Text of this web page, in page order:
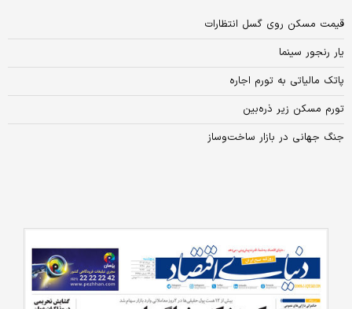
قیمت مسکن روی گسل انتظارات
یار رنجور سینما
پاتک مالیاتی به تورم اجاره
تورم مسکن زیر ذره‌بین
جنگ جهانی در بازار ساخت‌وساز